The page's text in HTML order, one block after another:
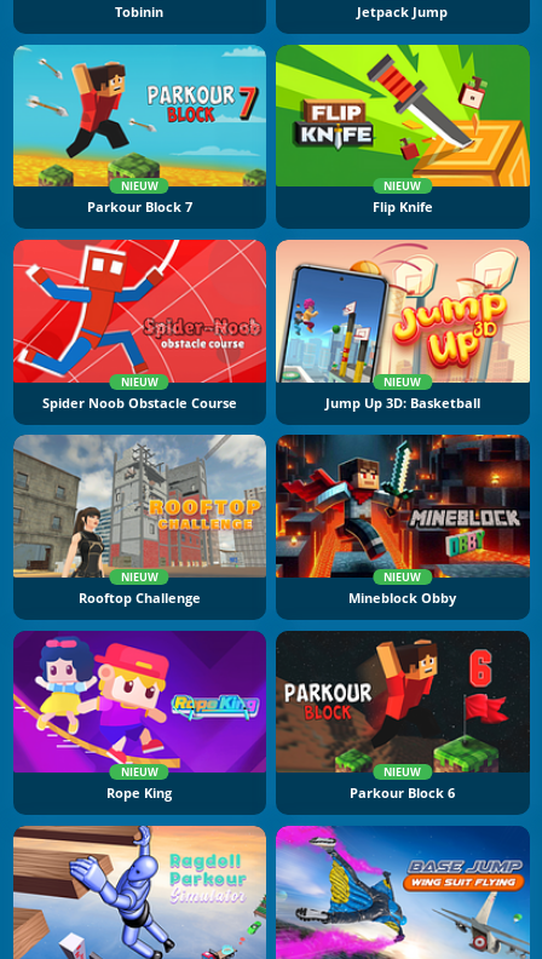
Tobinin Jetpack Jump
NIEUW
Parkour Block 7
NIEUW
Flip Knife
NIEUW
Spider Noob Obstacle Course
NIEUW
Jump Up 3D: Basketball
NIEUW
Rooftop Challenge
NIEUW
Mineblock Obby
NIEUW
Rope King
NIEUW
Parkour Block 6